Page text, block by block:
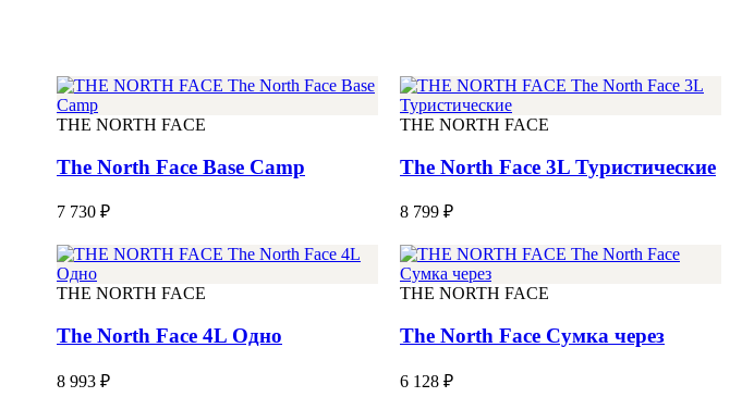
THE NORTH FACE
The North Face Base Camp
7 730 ₽
THE NORTH FACE
The North Face 3L Туристические
8 799 ₽
THE NORTH FACE
The North Face 4L Одно
8 993 ₽
THE NORTH FACE
The North Face Сумка через
6 128 ₽